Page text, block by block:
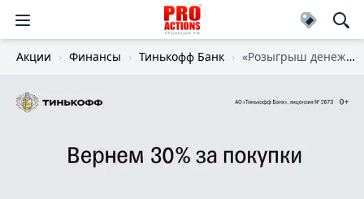
Акции Финансы Тинькофф Банк «Розыгрыш денежных призов за покупки с Кэшбэком»